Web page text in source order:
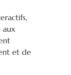
aux
et de